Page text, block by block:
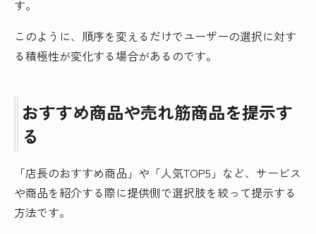
す。
このように、順序を変えるだけでユーザーの選択に対す
る積極性が変化する場合があるのです。
おすすめ商品や売れ筋商品を提示す
る
「店長のおすすめ商品」や「人気TOP5」など、サービス
や商品を紹介する際に提供側で選択肢を絞って提示する
方法です。